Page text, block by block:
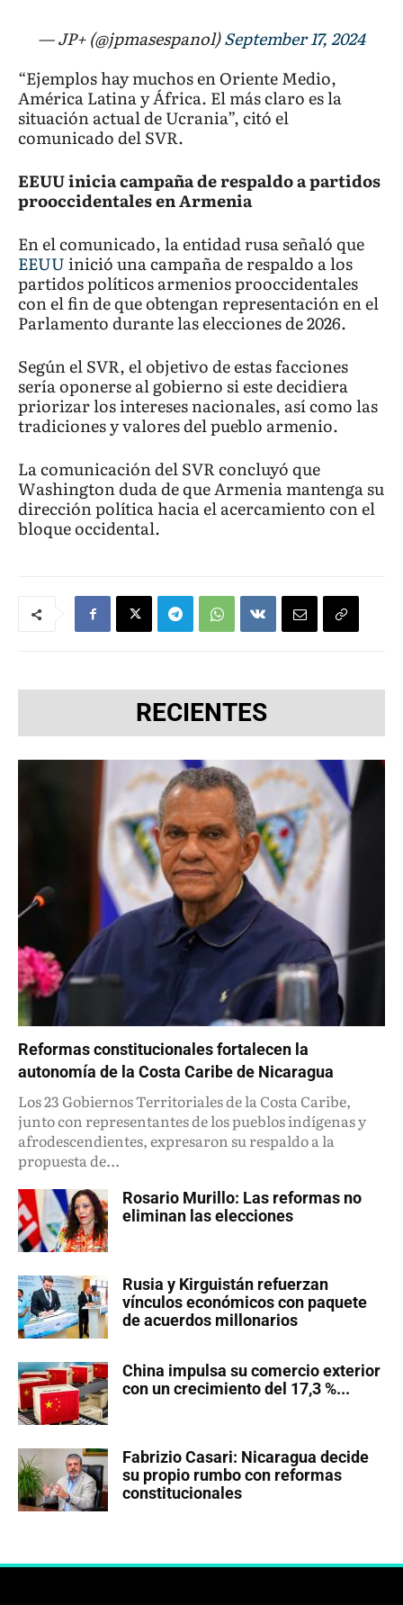
— JP+ (@jpmasespanol)September 17, 2024
“Ejemplos hay muchos en Oriente Medio,
América Latina y África. El más claro es la
situación actual de Ucrania”, citó el
comunicado del SVR.
EEUU inicia campaña de respaldo a partidos
prooccidentales en Armenia
En el comunicado, la entidad rusa señaló que
EEUUinició una campaña de respaldo a los
partidos políticos armenios prooccidentales
con el fin de que obtengan representación en el
Parlamento durante las elecciones de 2026.
Según el SVR, el objetivo de estas facciones
sería oponerse al gobierno si este decidiera
priorizar los intereses nacionales, así como las
tradiciones y valores del pueblo armenio.
La comunicación del SVR concluyó que
Washington duda de que Armenia mantenga su
dirección política hacia el acercamiento con el
bloque occidental.
RECIENTES
Reformas constitucionales fortalecen la
autonomía de la Costa Caribe de Nicaragua
Los 23 Gobiernos Territoriales de la Costa Caribe,
junto con representantes de los pueblos indígenas y
afrodescendientes, expresaron su respaldo a la
propuesta de...
Rosario Murillo: Las reformas no
eliminan las elecciones
Rusia y Kirguistán refuerzan
vínculos económicos con paquete
de acuerdos millonarios
China impulsa su comercio exterior
con un crecimiento del 17,3 %...
Fabrizio Casari: Nicaragua decide
su propio rumbo con reformas
constitucionales